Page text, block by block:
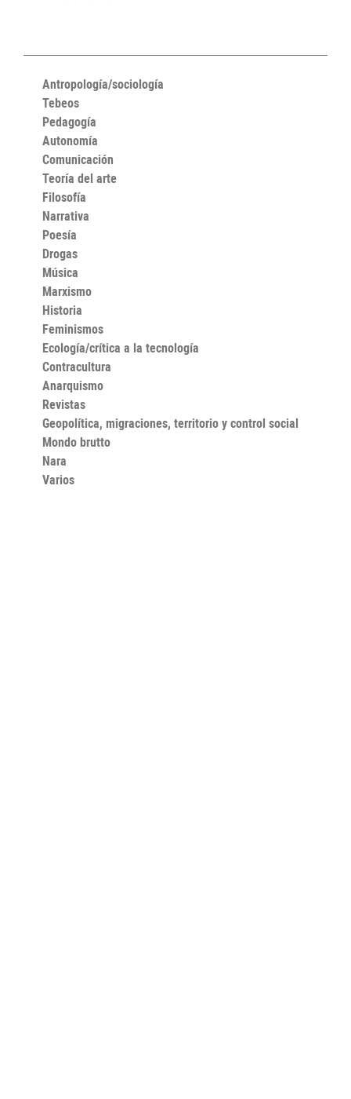
Antropología/sociología
Tebeos
Pedagogía
Autonomía
Comunicación
Teoría del arte
Filosofía
Narrativa
Poesía
Drogas
Música
Marxismo
Historia
Feminismos
Ecología/crítica a la tecnología
Contracultura
Anarquismo
Revistas
Geopolítica, migraciones, territorio y control social
Mondo brutto
Nara
Varios